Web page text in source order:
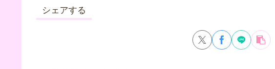
シェアする